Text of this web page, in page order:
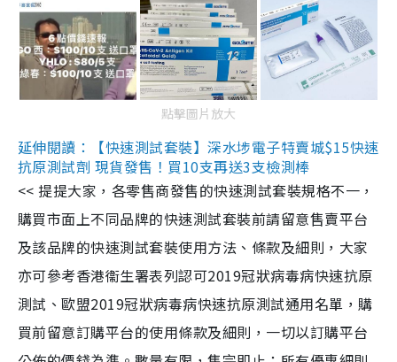
點擊圖片放大
延伸閱讀：【快速測試套裝】深水埗電子特賣城$15快速
抗原測試劑 現貨發售！買10支再送3支檢測棒
<< 提提大家，各零售商發售的快速測試套裝規格不一，
購買市面上不同品牌的快速測試套裝前請留意售賣平台
及該品牌的快速測試套裝使用方法、條款及細則，大家
亦可參考香港衞生署表列認可2019冠狀病毒病快速抗原
測試、歐盟2019冠狀病毒病快速抗原測試通用名單，購
買前留意訂購平台的使用條款及細則，一切以訂購平台